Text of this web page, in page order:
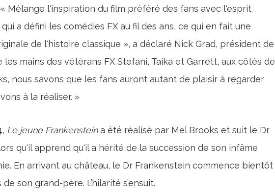
Mélange l'inspiration du film préféré des fans avec l'esprit
a défini les comédies FX au fil des ans, ce qui en fait une
de l'histoire classique », a déclaré Nick Grad, président de
les mains des vétérans FX Stefani, Taika et Garrett, aux côtés de
nous savons que les fans auront autant de plaisir à regarder
à la réaliser. »
Le jeune Frankensteina été réalisé par Mel Brooks et suit le Dr
qu'il apprend qu'il a hérité de la succession de son infâme
En arrivant au château, le Dr Frankenstein commence bientôt
son grand-père. L’hilarité s’ensuit.